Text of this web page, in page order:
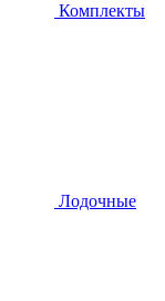
Комплекты
Лодочные